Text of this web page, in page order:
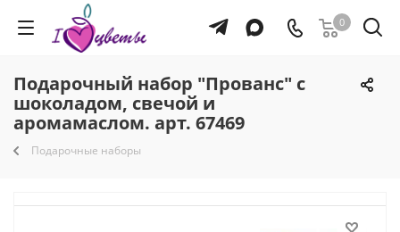
0
Подарочный набор "Прованс" с
шоколадом, свечой и
аромамаслом. арт. 67469
Подарочные наборы